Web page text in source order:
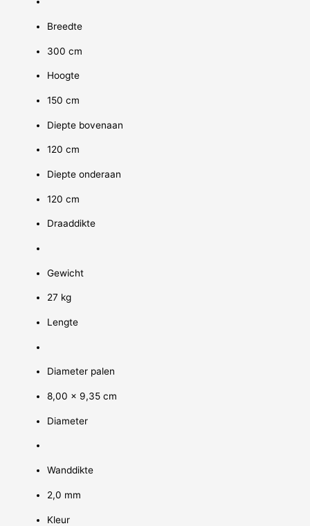
Breedte
300 cm
Hoogte
150 cm
Diepte bovenaan
120 cm
Diepte onderaan
120 cm
Draaddikte
Gewicht
27 kg
Lengte
Diameter palen
8,00 x 9,35 cm
Diameter
Wanddikte
2,0 mm
Kleur